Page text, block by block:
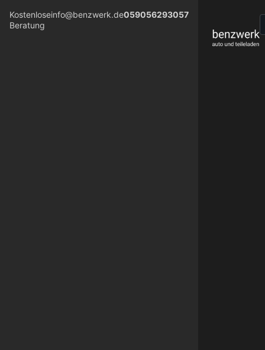
Kostenlose
Beratung
info@benzwerk.de059056293057